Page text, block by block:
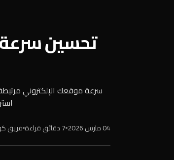
تحسين سرعة
04 مارس 2026 7 دقائق قراءة فريق